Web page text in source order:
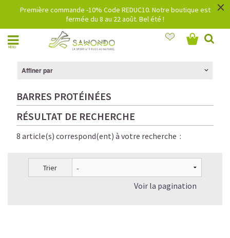
Première commande -10% Code REDUC10. Notre boutique est
fermée du 8 au 22 août. Bel été !
×
MENU
Affiner par
BARRES PROTÉINÉES
RÉSULTAT DE RECHERCHE
8 article(s) correspond(ent) à votre recherche :
Trier
Voir la pagination